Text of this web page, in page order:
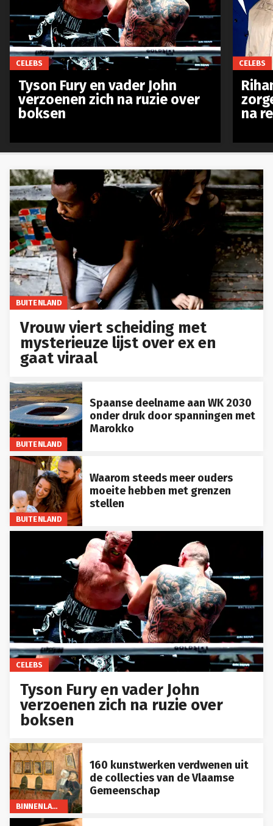
BUITENLAND
Vrouw viert scheiding met
mysterieuze lijst over ex en
gaat viraal
BUITENLAND
Spaanse deelname aan WK 2030
onder druk door spanningen met
Marokko
BUITENLAND
Waarom steeds meer ouders
moeite hebben met grenzen
stellen
CELEBS
Tyson Fury en vader John
verzoenen zich na ruzie over
boksen
BINNENLAND
160 kunstwerken verdwenen uit
de collecties van de Vlaamse
Gemeenschap
CELEBS
Tyson Fury en vader John
verzoenen zich na ruzie over
boksen
CELEBS
na